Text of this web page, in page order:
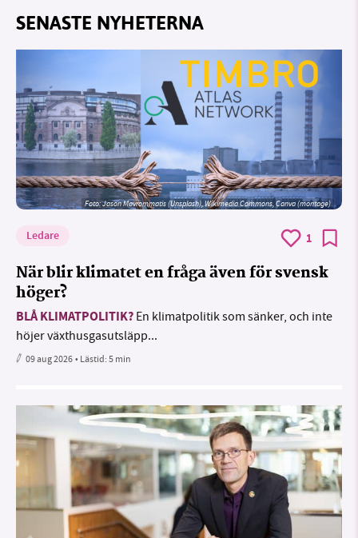
SENASTE NYHETERNA
Foto: Jason Mavrommatis (Unsplash), Wikimedia Commons, Canva (montage)
Ledare 1
När blir klimatet en fråga även för svensk
höger?
BLÅ KLIMATPOLITIK? En klimatpolitik som sänker, och inte
höjer växthusgasutsläpp...
09 aug 2026• Lästid:5 min